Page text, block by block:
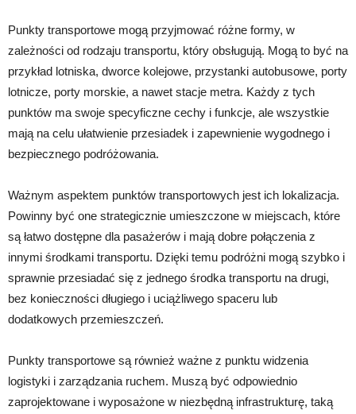
Punkty transportowe mogą przyjmować różne formy, w
zależności od rodzaju transportu, który obsługują. Mogą to być na
przykład lotniska, dworce kolejowe, przystanki autobusowe, porty
lotnicze, porty morskie, a nawet stacje metra. Każdy z tych
punktów ma swoje specyficzne cechy i funkcje, ale wszystkie
mają na celu ułatwienie przesiadek i zapewnienie wygodnego i
bezpiecznego podróżowania.
Ważnym aspektem punktów transportowych jest ich lokalizacja.
Powinny być one strategicznie umieszczone w miejscach, które
są łatwo dostępne dla pasażerów i mają dobre połączenia z
innymi środkami transportu. Dzięki temu podróżni mogą szybko i
sprawnie przesiadać się z jednego środka transportu na drugi,
bez konieczności długiego i uciążliwego spaceru lub
dodatkowych przemieszczeń.
Punkty transportowe są również ważne z punktu widzenia
logistyki i zarządzania ruchem. Muszą być odpowiednio
zaprojektowane i wyposażone w niezbędną infrastrukturę, taką